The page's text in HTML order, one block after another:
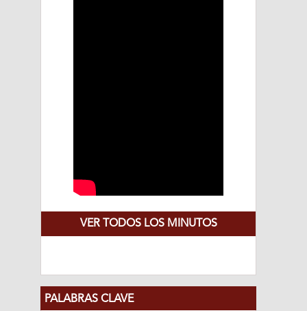
VER TODOS LOS MINUTOS
PALABRAS CLAVE